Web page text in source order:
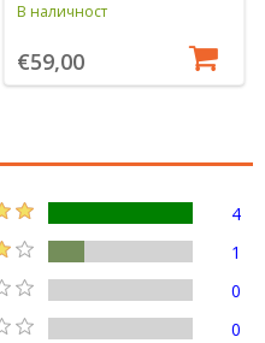
В наличност
€59,00
4
1
0
0